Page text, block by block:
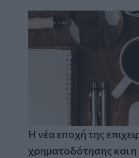
Η νέα εποχή της
χρηματοδότησης και η